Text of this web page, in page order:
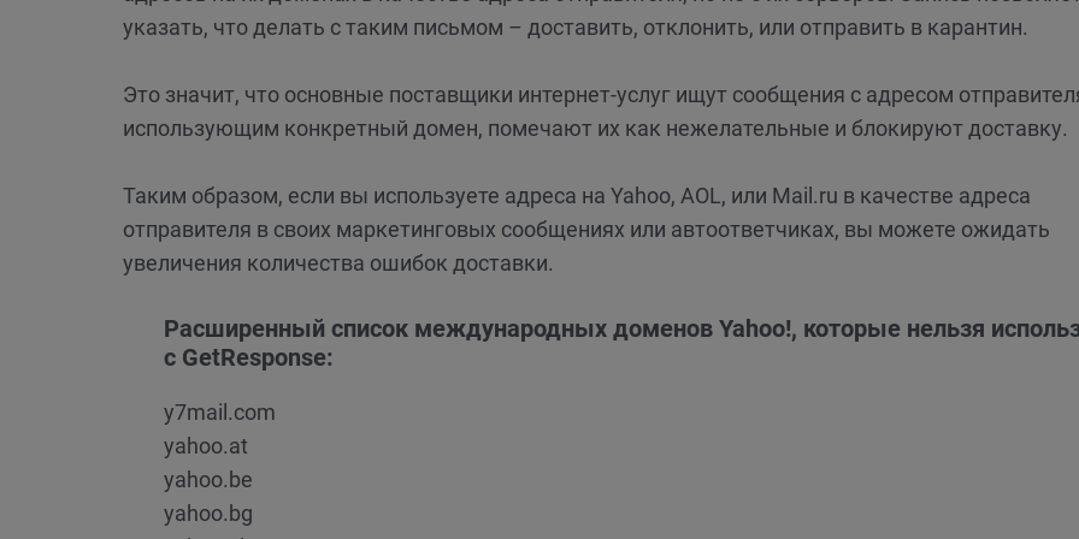
указать, что делать с таким письмом – доставить, отклонить, или отправить в карантин.
Это значит, что основные поставщики интернет-услуг ищут сообщения с адресом
использующим конкретный домен, помечают их как нежелательные и блокируют доставку.
Таким образом, если вы используете адреса на Yahoo, AOL, или Mail.ru в качестве адреса
отправителя в своих маркетинговых сообщениях или автоответчиках, вы можете ожидать
увеличения количества ошибок доставки.
Расширенный список международных доменов Yahoo!, которые нельзя
с GetResponse:
y7mail.com
yahoo.at
yahoo.be
yahoo.bg